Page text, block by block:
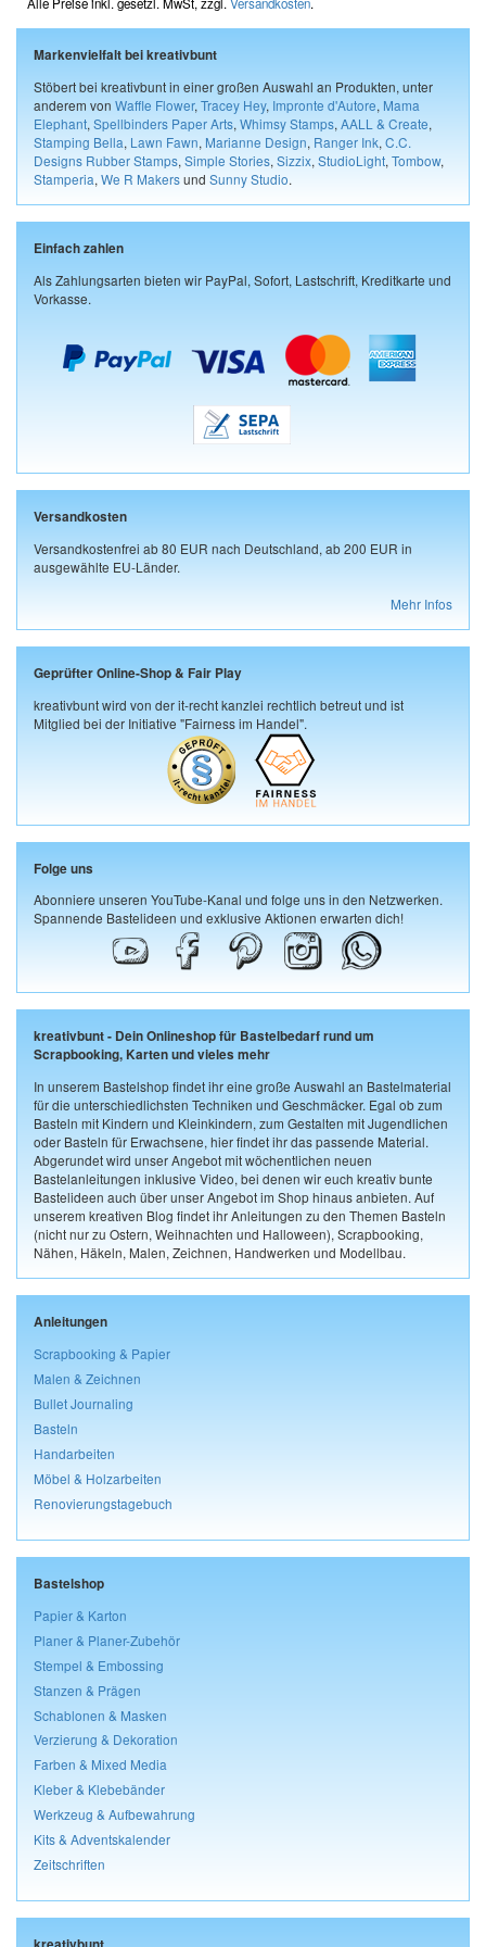
Markenvielfalt bei kreativbunt
Stöbert bei kreativbunt in einer großen Auswahl an Produkten, unter
anderem von Waffle Flower, Tracey Hey, Impronte d'Autore, Mama
Elephant, Spellbinders Paper Arts, Whimsy Stamps, AALL & Create,
Stamping Bella, Lawn Fawn, Marianne Design, Ranger Ink, C.C.
Designs Rubber Stamps, Simple Stories, Sizzix, StudioLight, Tombow,
Stamperia, We R Makersund Sunny Studio.
Einfach zahlen
Als Zahlungsarten bieten wir PayPal, Sofort, Lastschrift, Kreditkarte und
Vorkasse.
Versandkosten
Versandkostenfrei ab 80 EUR nach Deutschland, ab 200 EUR in
ausgewählte EU-Länder.
Mehr Infos
Geprüfter Online-Shop & Fair Play
kreativbunt wird von der it-recht kanzlei rechtlich betreut und ist
Mitglied bei der Initiative "Fairness im Handel".
Folge uns
Abonniere unseren YouTube-Kanal und folge uns in den Netzwerken.
Spannende Bastelideen und exklusive Aktionen erwarten dich!
kreativbunt - Dein Onlineshop für Bastelbedarf rund um
Scrapbooking, Karten und vieles mehr
In unserem Bastelshop findet ihr eine große Auswahl an Bastelmaterial
für die unterschiedlichsten Techniken und Geschmäcker. Egal ob zum
Basteln mit Kindern und Kleinkindern, zum Gestalten mit Jugendlichen
oder Basteln für Erwachsene, hier findet ihr das passende Material.
Abgerundet wird unser Angebot mit wöchentlichen neuen
Bastelanleitungen inklusive Video, bei denen wir euch kreativ bunte
Bastelideen auch über unser Angebot im Shop hinaus anbieten. Auf
unserem kreativen Blog findet ihr Anleitungen zu den Themen Basteln
(nicht nur zu Ostern, Weihnachten und Halloween), Scrapbooking,
Nähen, Häkeln, Malen, Zeichnen, Handwerken und Modellbau.
Anleitungen
Scrapbooking & Papier
Malen & Zeichnen
Bullet Journaling
Basteln
Handarbeiten
Möbel & Holzarbeiten
Renovierungstagebuch
Bastelshop
Papier & Karton
Planer & Planer-Zubehör
Stempel & Embossing
Stanzen & Prägen
Schablonen & Masken
Verzierung & Dekoration
Farben & Mixed Media
Kleber & Klebebänder
Werkzeug & Aufbewahrung
Kits & Adventskalender
Zeitschriften